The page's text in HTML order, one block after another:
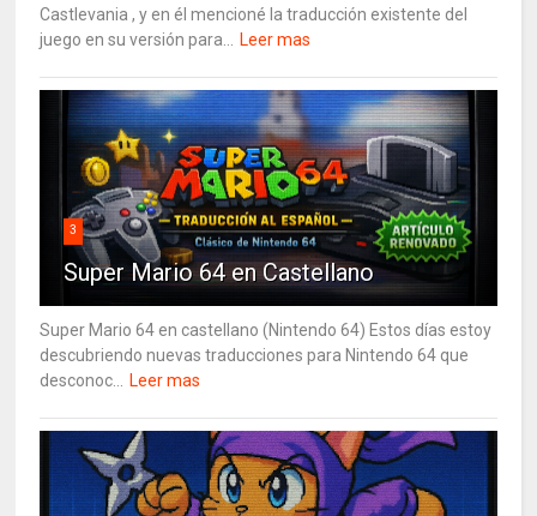
Castlevania , y en él mencioné la traducción existente del
juego en su versión para...
Leer mas
3
Super Mario 64 en Castellano
Super Mario 64 en castellano (Nintendo 64) Estos días estoy
descubriendo nuevas traducciones para Nintendo 64 que
desconoc...
Leer mas